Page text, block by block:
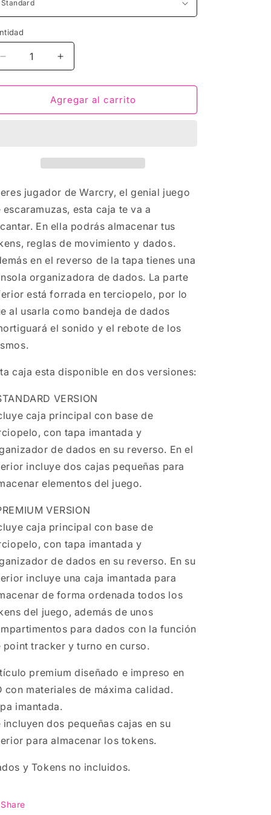
Reducir
cantidad
para
caja
Aumentar
cantidad
para
Warcry
caja
Agregar al carrito
jugador de Warcry, el genial juego
escaramuzas, esta caja te va a
En ella podrás almacenar tus
reglas de movimiento y dados.
en el reverso de la tapa tienes una
organizadora de dados. La parte
está forrada en terciopelo, por lo
al usarla como bandeja de dados
el sonido y el rebote de los
caja esta disponible en dos versiones:
VERSION
caja principal con base de
con tapa imantada y
de dados en su reverso. En el
incluye dos cajas pequeñas para
elementos del juego.
VERSION
caja principal con base de
con tapa imantada y
de dados en su reverso. En su
incluye una caja imantada para
de forma ordenada todos los
del juego, además de unos
para dados con la función
point tracker y turno en curso.
premium diseñado e impreso en
con materiales de máxima calidad.
imantada.
incluyen dos pequeñas cajas en su
para almacenar los tokens.
y Tokens no incluidos.
Share